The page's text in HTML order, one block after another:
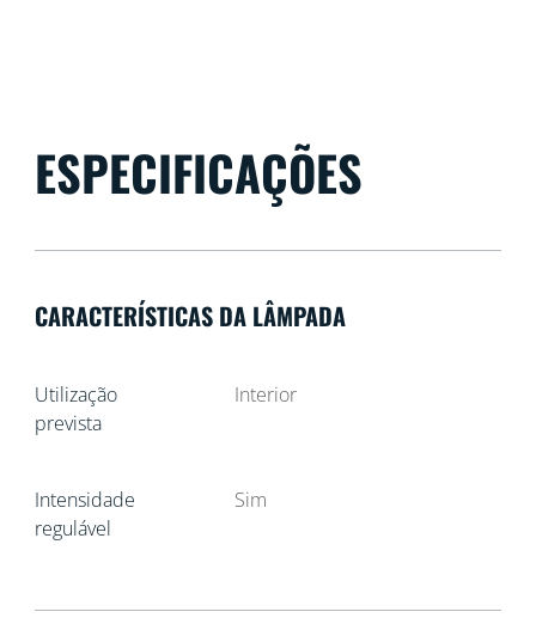
ESPECIFICAÇÕES
CARACTERÍSTICAS DA LÂMPADA
Utilização
prevista
Interior
Intensidade
regulável
Sim